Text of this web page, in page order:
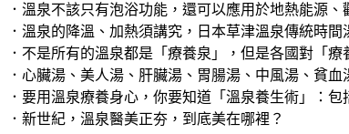
．溫泉不該只有泡浴功能，還可以應用於地熱能源
．溫泉的降溫、加熱須講究，日本草津溫泉傳統時
．不是所有的溫泉都是「療養泉」，但是各國對「療
．心臟湯、美人湯、肝臟湯、胃腸湯、中風湯、貧
．要用溫泉療養身心，你要知道「溫泉養生術」：
．新世紀，溫泉醫美正夯，到底美在哪裡？